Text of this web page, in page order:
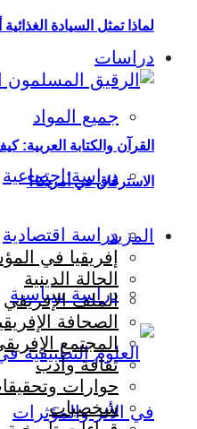
دراسات
جميع المواد
دراسة اجتماعية
دراسة اقتصادية
دراسة سياسية
لماذا تمثل السيادة
القرآن والكتابة العربية:
الاسترقاق في أمريكا؟
المزيد
إفريقيا في
الحالة الدينية
الملف الإفريقي
الصحافة
المجتمع
ثقافة وأدب
حوارات
شخصيات